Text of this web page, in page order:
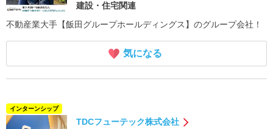
建設・住宅関連
不動産業大手【飯田グループホールディングス】のグループ会社！
気になる
インターンシップ
TDCフューテック株式会社